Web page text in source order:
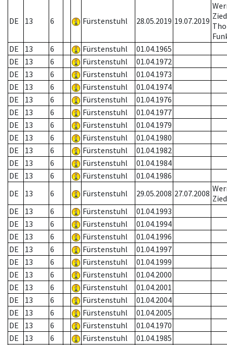
DE 13 6 Fürstenstuhl 28.05.2019 19.07.2019
DE
13 6 Fürstenstuhl
01.04.1965
DE
13 6 Fürstenstuhl
01.04.1972
DE
13 6 Fürstenstuhl
01.04.1973
DE
13 6 Fürstenstuhl
01.04.1974
DE
13 6 Fürstenstuhl
01.04.1976
DE
13 6 Fürstenstuhl
01.04.1977
DE
13 6 Fürstenstuhl
01.04.1979
DE
13 6 Fürstenstuhl
01.04.1980
DE
13 6 Fürstenstuhl
01.04.1982
DE
13 6 Fürstenstuhl
01.04.1984
DE
13 6 Fürstenstuhl
01.04.1986
DE
13 6 Fürstenstuhl 29.05.2008 27.07.2008
DE
13 6 Fürstenstuhl
01.04.1993
DE
13 6 Fürstenstuhl
01.04.1994
DE
13 6 Fürstenstuhl
01.04.1996
DE
13 6 Fürstenstuhl
01.04.1997
DE
13 6 Fürstenstuhl
01.04.1999
DE
13 6 Fürstenstuhl
01.04.2000
DE
13 6 Fürstenstuhl
01.04.2001
DE
13 6 Fürstenstuhl
01.04.2004
DE
13 6 Fürstenstuhl
01.04.2005
DE
13 6 Fürstenstuhl
01.04.1970
DE
13 6 Fürstenstuhl
01.04.1985